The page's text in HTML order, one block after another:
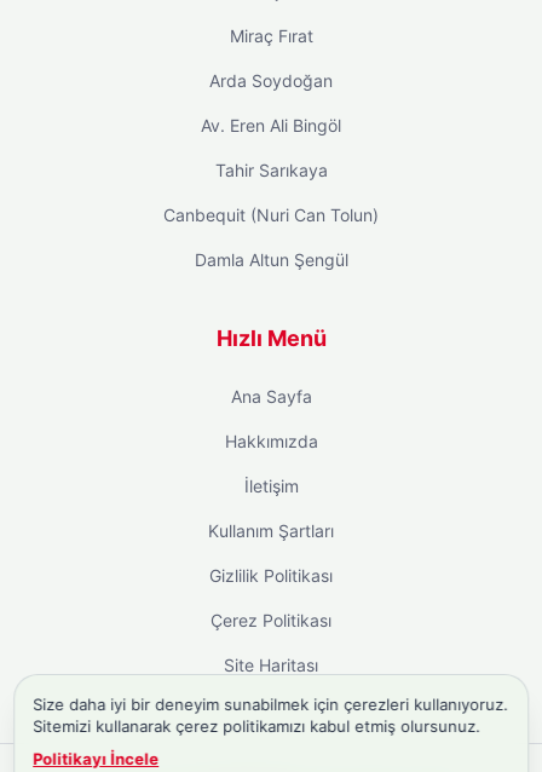
Miraç Fırat
Arda Soydoğan
Av. Eren Ali Bingöl
Tahir Sarıkaya
Canbequit (Nuri Can Tolun)
Damla Altun Şengül
Hızlı Menü
Ana Sayfa
Hakkımızda
İletişim
Kullanım Şartları
Gizlilik Politikası
Çerez Politikası
Site Haritası
Size daha iyi bir deneyim sunabilmek için çerezleri kullanıyoruz.
Sitemizi kullanarak çerez politikamızı kabul etmiş olursunuz.
Politikayı İncele